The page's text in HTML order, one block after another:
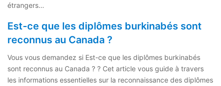
étrangers…
Est-ce que les diplômes burkinabés sont
reconnus au Canada ?
Vous vous demandez si Est-ce que les diplômes burkinabés
sont reconnus au Canada ? ? Cet article vous guide à travers
les informations essentielles sur la reconnaissance des diplômes